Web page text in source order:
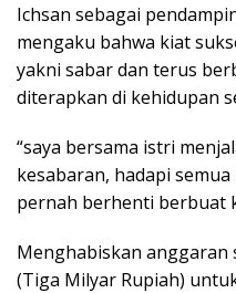
Ichsan sebagai
mengaku bahwa kiat
yakni sabar dan terus
diterapkan di kehidupan
“saya bersama istri
kesabaran, hadapi
pernah berhenti berbuat
Menghabiskan anggaran
(Tiga Milyar Rupiah)